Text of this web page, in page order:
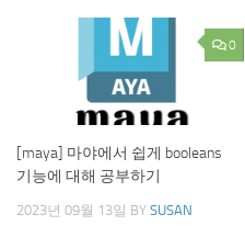
0
[maya] 마야에서 쉽게 booleans
기능에 대해 공부하기
2023년 09월 13일 BY SUSAN